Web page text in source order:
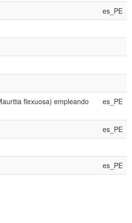
es_PE
flexuosa) empleando
es_PE
es_PE
es_PE